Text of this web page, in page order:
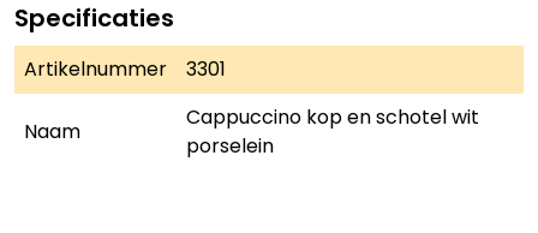
Specificaties
Artikelnummer 3301
Naam
Cappuccino kop en schotel wit
porselein